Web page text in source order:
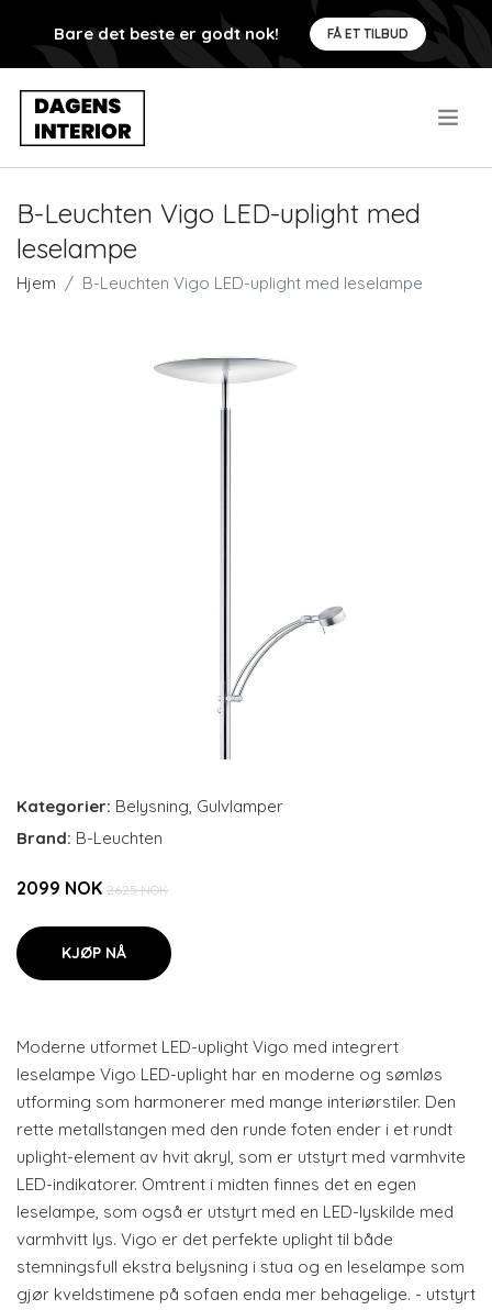
Bare det beste er godt nok! FÅ ET TILBUD
B-Leuchten Vigo LED-uplight med
leselampe
Hjem B-Leuchten Vigo LED-uplight med leselampe
Kategorier: Belysning, Gulvlamper
Brand: B-Leuchten
2099 NOK 2625 NOK
KJØP NÅ
Moderne utformet LED-uplight Vigo med integrert
leselampe Vigo LED-uplight har en moderne og sømløs
utforming som harmonerer med mange interiørstiler. Den
rette metallstangen med den runde foten ender i et rundt
uplight-element av hvit akryl, som er utstyrt med varmhvite
LED-indikatorer. Omtrent i midten finnes det en egen
leselampe, som også er utstyrt med en LED-lyskilde med
varmhvitt lys. Vigo er det perfekte uplight til både
stemningsfull ekstra belysning i stua og en leselampe som
gjør kveldstimene på sofaen enda mer behagelige. - utstyrt